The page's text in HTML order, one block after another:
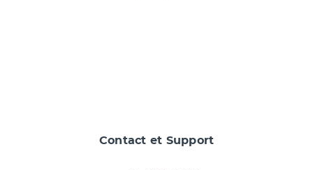
Contact et Support